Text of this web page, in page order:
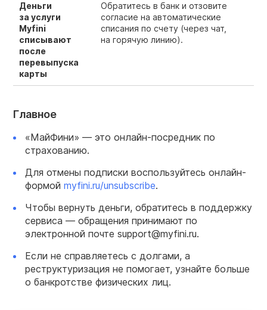
Деньги
за услуги
Myfini
списывают
после
перевыпуска
карты
Обратитесь в банк и отзовите
согласие на автоматические
списания по счету (через чат,
на горячую линию).
Главное
«МайФини» — это онлайн-посредник по
страхованию.
Для отмены подписки воспользуйтесь онлайн-
формой myfini.ru/unsubscribe.
Чтобы вернуть деньги, обратитесь в поддержку
сервиса — обращения принимают по
электронной почте support@myfini.ru.
Если не справляетесь с долгами, а
реструктуризация не помогает, узнайте больше
о банкротстве физических лиц.